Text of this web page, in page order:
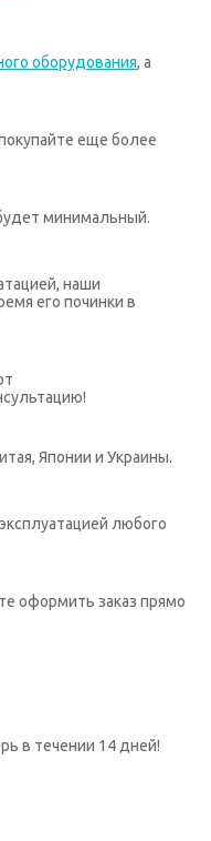
оборудования, а
еще более
минимальный.
наши
его починки в
Японии и Украины.
любого
оформить заказ прямо
в течении 14 дней!